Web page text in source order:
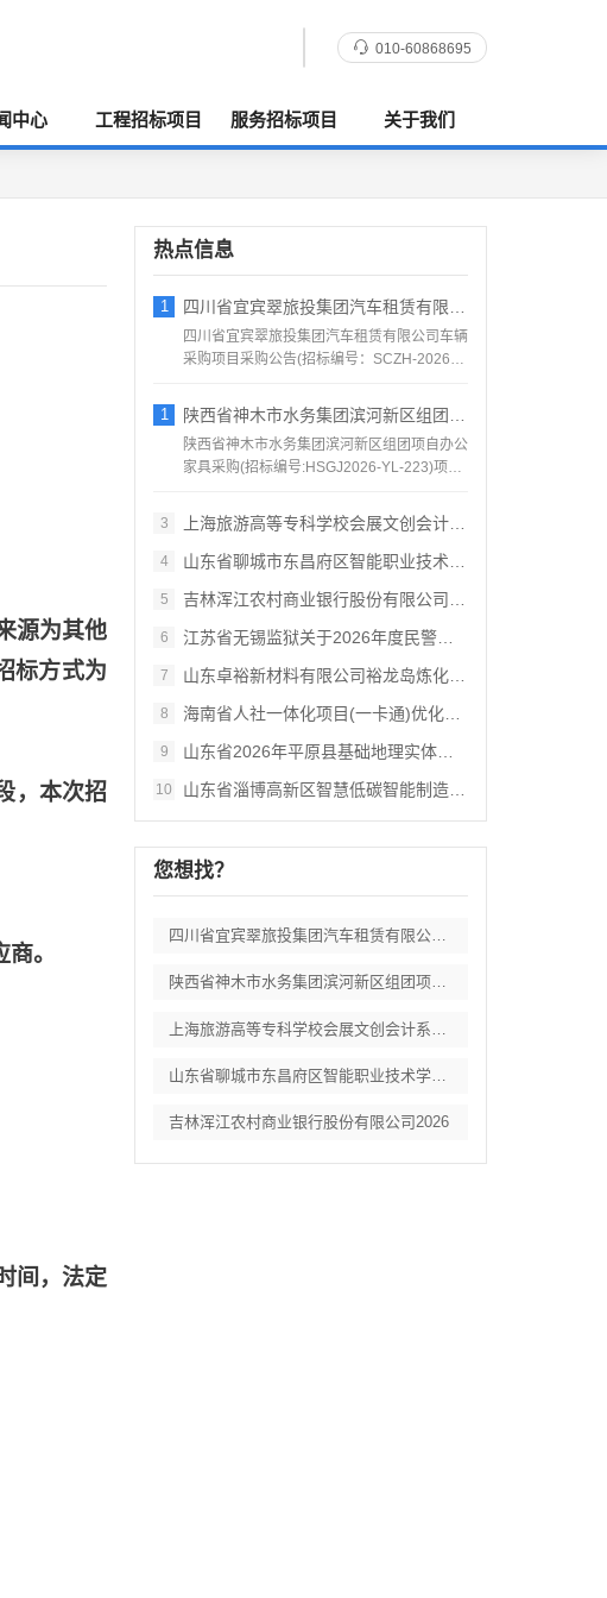
010-60868695
中心 工程招标项目 服务招标项目 关于我们
源为其他
标方式为
，本次招
。
间，法定
热点信息
1 四川省宜宾翠旅投集团汽车租赁有限公司车辆
四川省宜宾翠旅投集团汽车租赁有限公司车辆
采购项目采购公告(招标编号：SCZH-2026-
1 陕西省神木市水务集团滨河新区组团项自办公
陕西省神木市水务集团滨河新区组团项自办公
家具采购(招标编号:HSGJ2026-YL-223)项目
3
上海旅游高等专科学校会展文创会计系列实验
4 山东省聊城市东昌府区智能职业技术学校教辅
5 吉林浑江农村商业银行股份有限公司2026
6 江苏省无锡监狱关于2026年度民警职工体
7 山东卓裕新材料有限公司裕龙岛炼化一体化项
8 海南省人社一体化项目(一卡通)优化及运维
9 山东省2026年平原县基础地理实体数据省
10 山东省淄博高新区智慧低碳智能制造产业园项
您想找？
四川省宜宾翠旅投集团汽车租赁有限公司车辆
陕西省神木市水务集团滨河新区组团项自办公
山东省聊城市东昌府区智能职业技术学校教辅
吉林浑江农村商业银行股份有限公司2026